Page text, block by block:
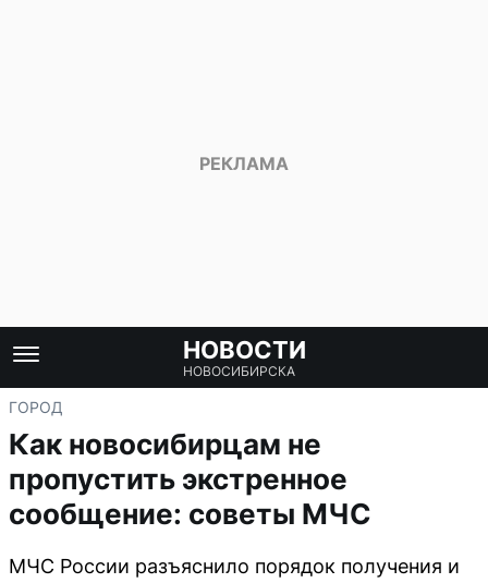
НОВОСТИ
НОВОСИБИРСКА
ГОРОД
Как новосибирцам не
пропустить экстренное
сообщение: советы МЧС
МЧС России разъяснило порядок получения и